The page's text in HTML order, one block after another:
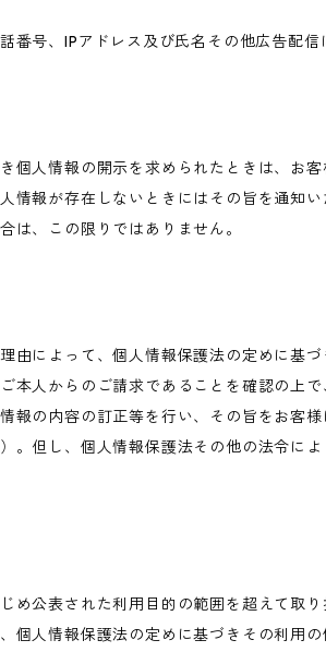
番号、IPアドレス及び氏名その他広告配
個人情報の開示を求められたときは、お
情報が存在しないときにはその旨を通知
は、この限りではありません。
由によって、個人情報保護法の定めに基
本人からのご請求であることを確認の上
報の内容の訂正等を行い、その旨をお客
。但し、個人情報保護法その他の法令に
め公表された利用目的の範囲を超えて取
個人情報保護法の定めに基づきその利用